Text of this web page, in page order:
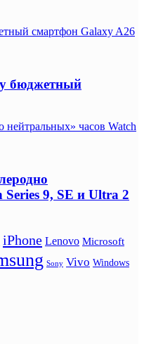
смартфон Galaxy A26
бюджетный
нейтральных» часов Watch
9, SE и Ultra 2
iPhone Lenovo Microsoft
Sony Vivo Windows